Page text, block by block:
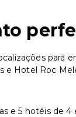
para
e Hotel Roc
e 5 hotéis de 4